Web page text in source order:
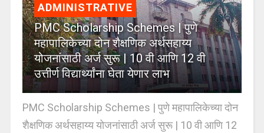
ADMINISTRATIVE
PMC Scholarship Schemes | पुणे
महापालिकेच्या दोन शैक्षणिक अर्थसहाय्य
योजनांसाठी अर्ज सुरू | 10 वी आणि 12 वी
उत्तीर्ण विद्यार्थ्यांना घेता येणार लाभ
PMC Scholarship Schemes | पुणे महापालिकेच्या दोन
शैक्षणिक अर्थसहाय्य योजनांसाठी अर्ज सुरू | 10 वी आणि 12